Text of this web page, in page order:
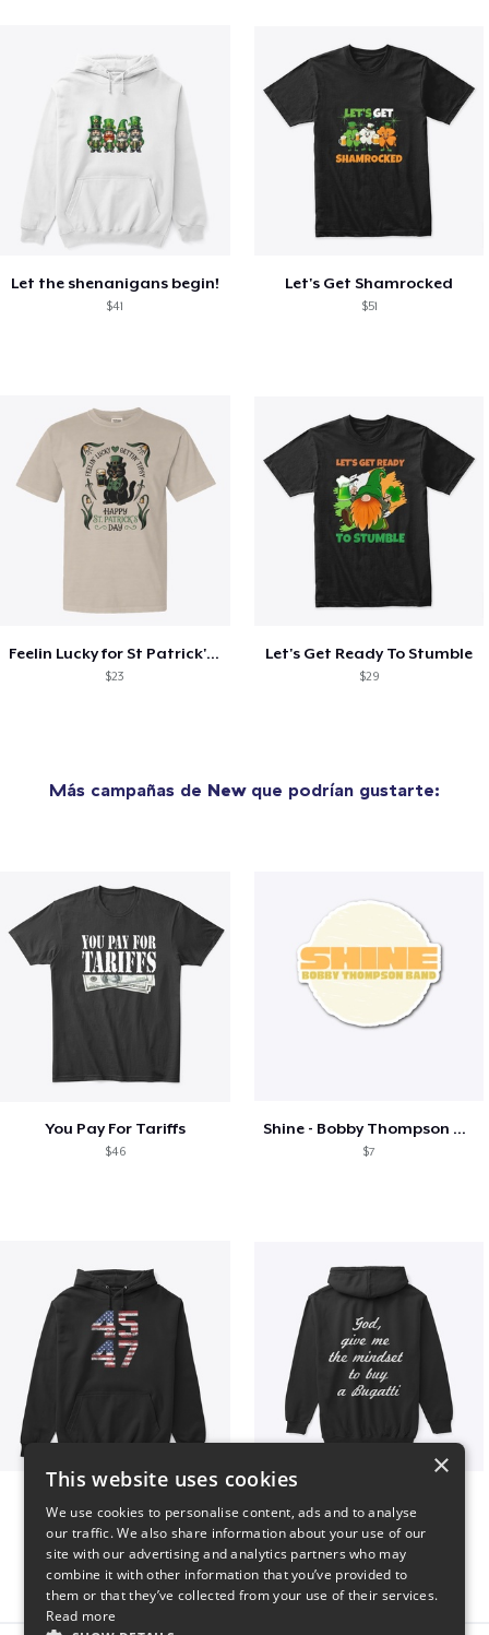
Let the shenanigans begin!
$41
Let's Get Shamrocked
$51
Feelin Lucky for St Patrick's Day
$23
Let's Get Ready To Stumble
$29
Más campañas de Newque podrían gustarte:
You Pay For Tariffs
$46
Shine - Bobby Thompson Band Merch
$7
$40 $51
×
This website uses cookies
We use cookies to personalise content, ads and to analyse
our traffic. We also share information about your use of our
site with our advertising and analytics partners who may
combine it with other information that you’ve provided to
them or that they’ve collected from your use of their services.
Read more